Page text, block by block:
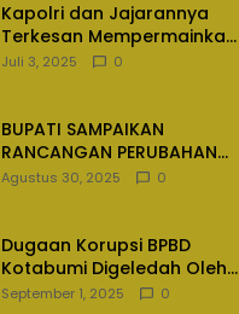
Kapolri dan Jajarannya
Terkesan Mempermainkan
Hukum
Juli 3, 2025 0
BUPATI SAMPAIKAN
RANCANGAN PERUBAHAN
APBD TAHUN ANGGARAN
Agustus 30, 2025 0
Dugaan Korupsi BPBD
Kotabumi Digeledah Oleh
Tim Penyidik Polres
September 1, 2025 0